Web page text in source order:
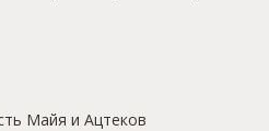
Майя и Ацтеков